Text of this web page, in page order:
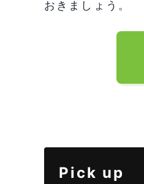
おきましょう。
Pick up